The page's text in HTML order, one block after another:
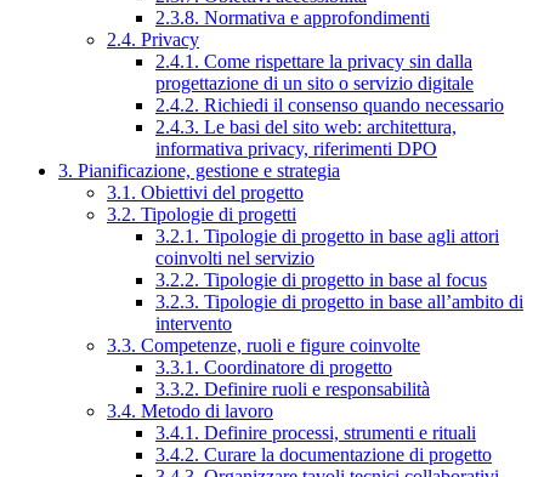
2.3.8. Normativa e approfondimenti
2.4. Privacy
2.4.1. Come rispettare la privacy sin dalla
progettazione di un sito o servizio digitale
2.4.2. Richiedi il consenso quando necessario
2.4.3. Le basi del sito web: architettura,
informativa privacy, riferimenti DPO
3. Pianificazione, gestione e strategia
3.1. Obiettivi del progetto
3.2. Tipologie di progetti
3.2.1. Tipologie di progetto in base agli attori
coinvolti nel servizio
3.2.2. Tipologie di progetto in base al focus
3.2.3. Tipologie di progetto in base all’ambito di
intervento
3.3. Competenze, ruoli e figure coinvolte
3.3.1. Coordinatore di progetto
3.3.2. Definire ruoli e responsabilità
3.4. Metodo di lavoro
3.4.1. Definire processi, strumenti e rituali
3.4.2. Curare la documentazione di progetto